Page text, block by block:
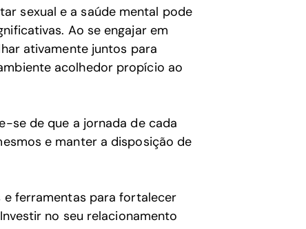
sexual e a saúde mental pode
Ao se engajar em
ativamente juntos para
acolhedor propício ao
se de que a jornada de cada
e manter a disposição de
e ferramentas para fortalecer
no seu relacionamento